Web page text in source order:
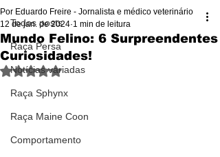
Todos posts
Raça Persa
Notícias variadas
Raça Sphynx
Raça Maine Coon
Comportamento
Mundo Felino: 6 Surpreendentes
Curiosidades!
Por Eduardo Freire - Jornalista e médico veterinário
12 de jan. de 2024 1 min de leitura
Avaliado com NaN de 5 estrelas.